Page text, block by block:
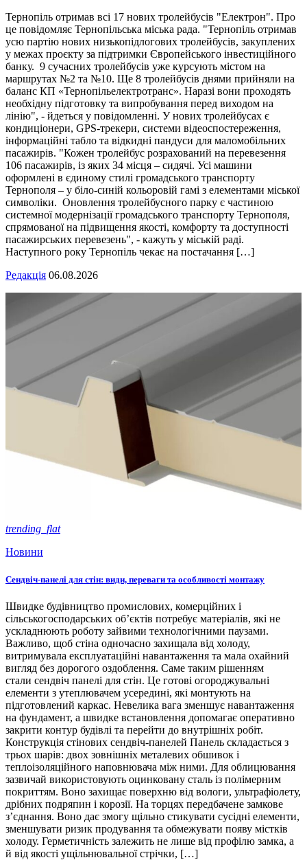
Тернопіль отримав всі 17 нових тролейбусів "Електрон". Про
це повідомляє Тернопільська міська рада. "Тернопіль отримав
усю партію нових низькопідлогових тролейбусів, закуплених
у межах проєкту за підтримки Європейського інвестиційного
банку. 9 сучасних тролейбусів уже курсують містом на
маршрутах №2 та №10. Ще 8 тролейбусів днями прийняли на
баланс КП «Тернопільелектротранс». Наразі вони проходять
необхідну підготовку та випробування перед виходом на
лінію", - йдеться у повідомленні. У нових тролейбусах є
кондиціонери, GPS-трекери, системи відеоспостереження,
інформаційні табло та відкидні пандуси для маломобільних
пасажирів. "Кожен тролейбус розрахований на перевезення
106 пасажирів, із яких 34 місця – сидячі. Усі машини
оформлені в єдиному стилі громадського транспорту
Тернополя – у біло-синій кольоровій гамі з елементами міської
символіки. Оновлення тролейбусного парку є частиною
системної модернізації громадського транспорту Тернополя,
спрямованої на підвищення якості, комфорту та доступності
пасажирських перевезень", - кажуть у міській раді.
Наступного року Тернопіль чекає на постачання […]
Редакція 06.08.2026
trending_flat
Новини
Сендвіч-панелі для стін: види, переваги та особливості монтажу
Швидке будівництво промислових, комерційних і
сільськогосподарських об’єктів потребує матеріалів, які не
ускладнюють роботу зайвими технологічними паузами.
Важливо, щоб стіна одночасно захищала від холоду,
витримувала експлуатаційні навантаження та мала охайний
вигляд без дорогого оздоблення. Саме таким рішенням
стали сендвіч панелі для стін. Це готові огороджувальні
елементи з утеплювачем усередині, які монтують на
підготовлений каркас. Невелика вага зменшує навантаження
на фундамент, а швидке встановлення допомагає оперативно
закрити контур будівлі та перейти до внутрішніх робіт.
Конструкція стінових сендвіч-панелей Панель складається з
трьох шарів: двох зовнішніх металевих обшивок і
теплоізоляційного наповнювача між ними. Для облицювання
зазвичай використовують оцинковану сталь із полімерним
покриттям. Воно захищає поверхню від вологи, ультрафіолету,
дрібних подряпин і корозії. На торцях передбачене замкове
з’єднання. Воно дає змогу щільно стикувати сусідні елементи,
зменшувати ризик продування та обмежувати появу містків
холоду. Герметичність залежить не лише від профілю замка, а
й від якості ущільнювальної стрічки, […]